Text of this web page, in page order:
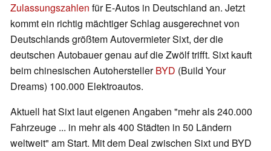
Zulassungszahlen für E-Autos in Deutschland an. Jetzt
kommt ein richtig mächtiger Schlag ausgerechnet von
Deutschlands größtem Autovermieter Sixt, der die
deutschen Autobauer genau auf die Zwölf trifft. Sixt kauft
beim chinesischen AutoherstellerBYD (Build Your
Dreams) 100.000 Elektroautos.
Aktuell hat Sixt laut eigenen Angaben "mehr als 240.000
Fahrzeuge ... in mehr als 400 Städten in 50 Ländern
weltweit" am Start. Mit dem Deal zwischen Sixt und BYD